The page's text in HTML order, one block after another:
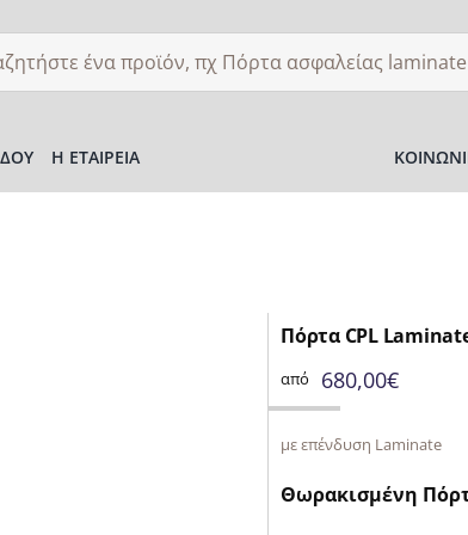
Η ΕΤΑΙΡΕΊΑ
Πόρτα CPL
από 680,00€
με επένδυση Laminate
Θωρακισμένη